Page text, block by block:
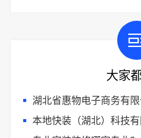
大家
湖北省惠物电子商务有限
本地快装（湖北）科技有限